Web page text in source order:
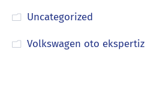
Uncategorized
Volkswagen oto ekspertiz